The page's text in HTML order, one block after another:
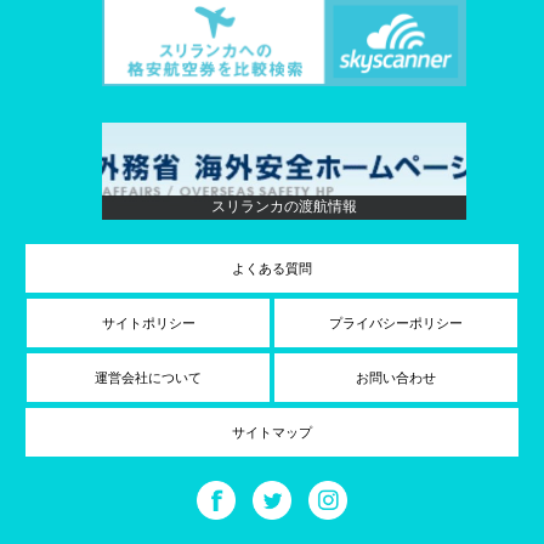
スリランカの渡航情報
よくある質問
サイトポリシー プライバシーポリシー
運営会社について お問い合わせ
サイトマップ